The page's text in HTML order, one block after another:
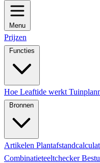
Menu
Prijzen
Functies
Hoe Leaftide werkt
Bronnen
Artikelen
Combinatieteeltchecker